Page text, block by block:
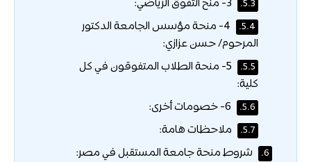
5.3.
5.4.
4- منحة مؤسس الجامعة الدكتور
المرحوم/ حسن عزازي:
5.5.
5- منحة الطلاب المتفوقون في كل
كلية:
5.6.
5.7. ملاحظات هامة:
6. شروط منحة جامعة المستقبل في مصر: